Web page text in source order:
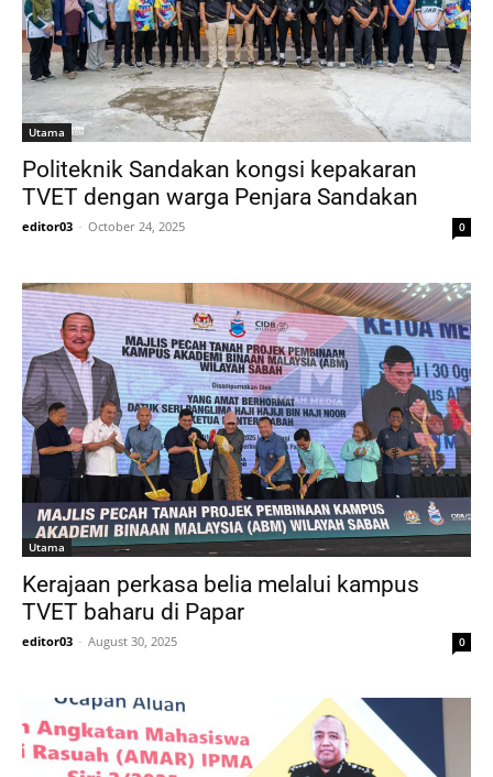
Utama
Politeknik Sandakan kongsi kepakaran
TVET dengan warga Penjara Sandakan
editor03 - October 24, 2025 0
Utama
Kerajaan perkasa belia melalui kampus
TVET baharu di Papar
editor03 - August 30, 2025 0